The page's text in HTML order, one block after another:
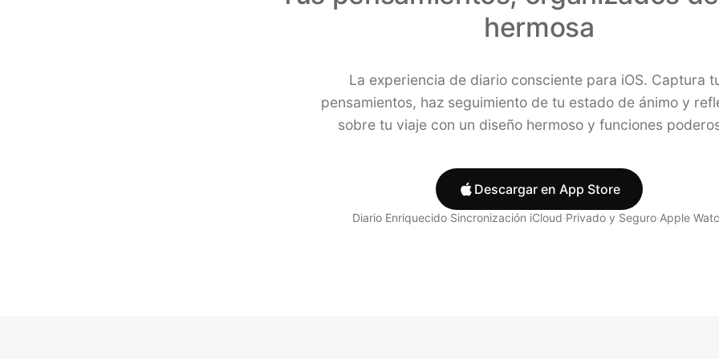
hermosa
La experiencia de diario consciente para iOS. Captura
pensamientos, haz seguimiento de tu estado de ánimo y
sobre tu viaje con un diseño hermoso y funciones
Descargar en App Store
Diario Enriquecido·Sincronización iCloud·Privado y Seguro·Apple